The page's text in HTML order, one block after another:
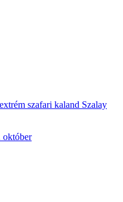
szafari kaland Szalay
október